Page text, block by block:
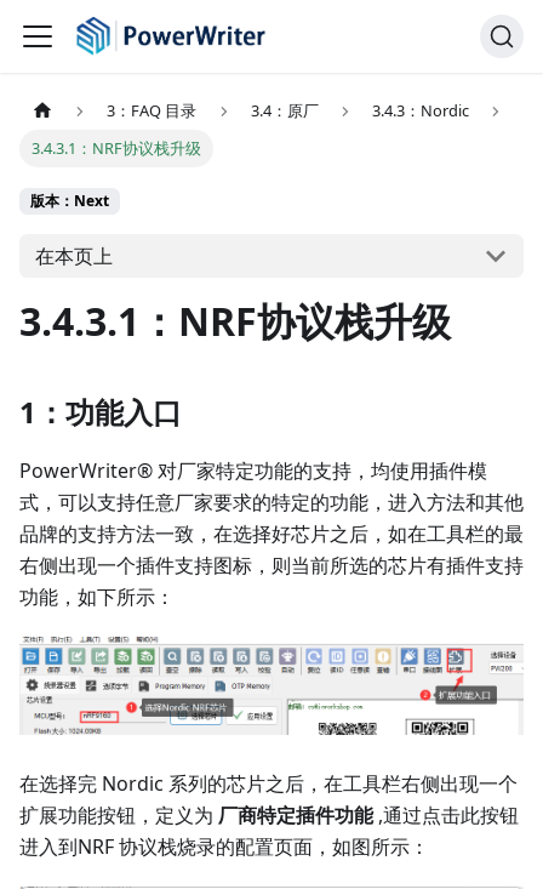
3：FAQ 目录 3.4：原厂
3.4.3：Nordic
3.4.3.1：NRF协议栈升级
版本：Next
在本页上
3.4.3.1：NRF协议栈升级
1：功能入口
PowerWriter® 对厂家特定功能的支持，均使用插件模
式，可以支持任意厂家要求的特定的功能，进入方法和其他
品牌的支持方法一致，在选择好芯片之后，如在工具栏的最
右侧出现一个插件支持图标，则当前所选的芯片有插件支持
功能，如下所示：
在选择完 Nordic 系列的芯片之后，在工具栏右侧出现一个
扩展功能按钮，定义为 厂商特定插件功能,通过点击此按钮
进入到NRF 协议栈烧录的配置页面，如图所示：